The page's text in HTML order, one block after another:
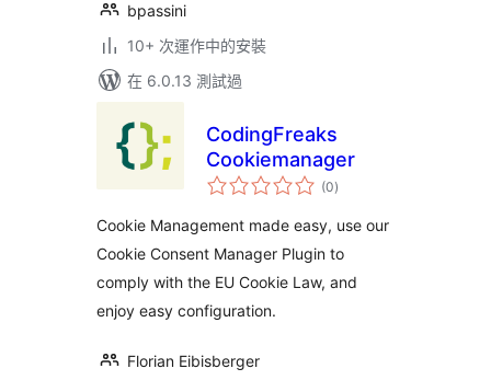
bpassini
10+ 次運作中的安裝
在 6.0.13 測試過
CodingFreaks
Cookiemanager
(0總
評)
Cookie Management made easy, use our
Cookie Consent Manager Plugin to
comply with the EU Cookie Law, and
enjoy easy configuration.
Florian Eibisberger